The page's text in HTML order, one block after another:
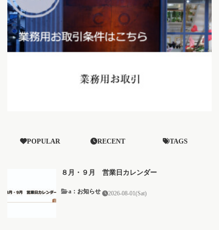
POPULAR RECENT TAGS
８月・９月 営業日カレンダー
a：お知らせ 2026-08-01(Sat)